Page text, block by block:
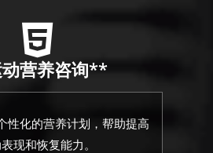
营养咨询**
性化的营养计划，帮助提高
现和恢复能力。